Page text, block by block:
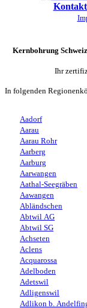
Kernbohrung Schweiz
Ihr
In folgenden
Aadorf
Aarau
Aarau Rohr
Aarberg
Aarburg
Aarwangen
Aathal-Seegräben
Aawangen
Abländschen
Abtwil AG
Abtwil SG
Achseten
Aclens
Acquarossa
Adelboden
Adetswil
Adligenswil
Adlikon b.